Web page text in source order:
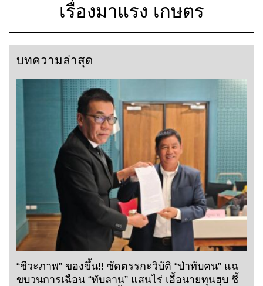
เรื่องมาแรง เกษตร
บทความล่าสุด
“ชีวะภาพ” ของขึ้น!! ซัดตรรกะวิบัติ “ป่าทับคน” แฉ
ขบวนการเฉือน “ทับลาน” แสนไร่ เอื้อนายทุนฮุบ ชี้